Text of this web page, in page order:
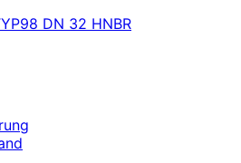
DN 32 HNBR